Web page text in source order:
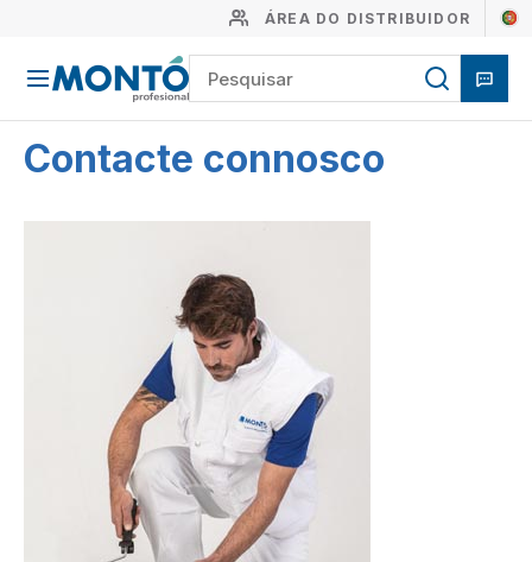
ÁREA DO DISTRIBUIDOR
Contacte connosco